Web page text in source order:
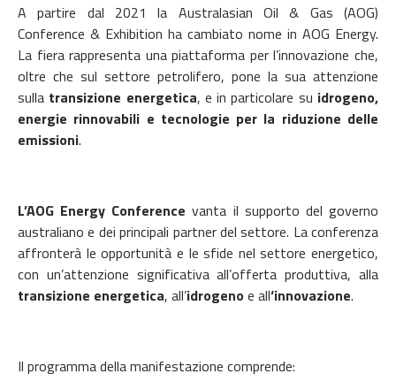
A partire dal 2021 la Australasian Oil & Gas (AOG)
Conference & Exhibition ha cambiato nome in AOG Energy.
La fiera rappresenta una piattaforma per l’innovazione che,
oltre che sul settore petrolifero, pone la sua attenzione
sulla transizione energetica, e in particolare su idrogeno,
energie rinnovabili e tecnologie per la riduzione delle
emissioni.
L’AOG Energy Conferencevanta il supporto del governo
australiano e dei principali partner del settore. La conferenza
affronterà le opportunità e le sfide nel settore energetico,
con un’attenzione significativa all’offerta produttiva, alla
transizione energetica, all’idrogenoe all‘innovazione.
Il programma della manifestazione comprende: